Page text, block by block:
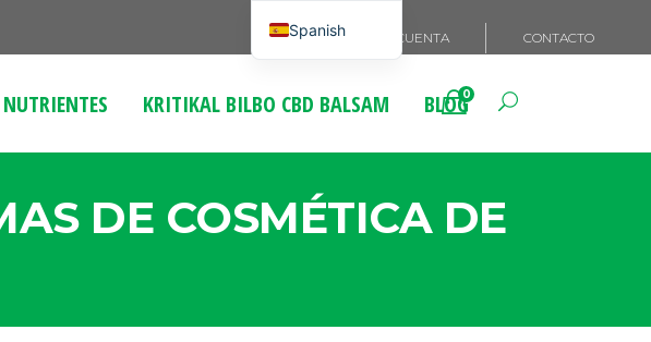
MI CUENTA CONTACTO
NUTRIENTES KRITIKAL BILBO CBD BALSAM BLOG0
DE COSMÉTICA DE
Spanish
French
Portuguese